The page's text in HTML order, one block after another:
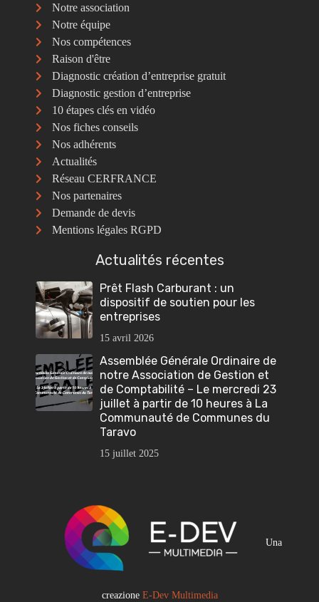
Notre association
Notre équipe
Nos compétences
Raison d'être
Diagnostic création d’entreprise gratuit
Diagnostic gestion d’entreprise
10 étapes clés en vidéo
Nos fiches conseils
Nos adhérents
Actualités
Réseau CERFRANCE
Nos partenaires
Demande de devis
Mentions légales RGPD
Actualités récentes
Prêt Flash Carburant : un
dispositif de soutien pour les
entreprises
15 avril 2026
Assemblée Générale Ordinaire de
notre Association de Gestion et
de Comptabilité – Le mercredi 23
juillet à partir de 10 heures à La
Communauté de Communes du
Taravo
15 juillet 2025
Una
creazione E-Dev Multimedia